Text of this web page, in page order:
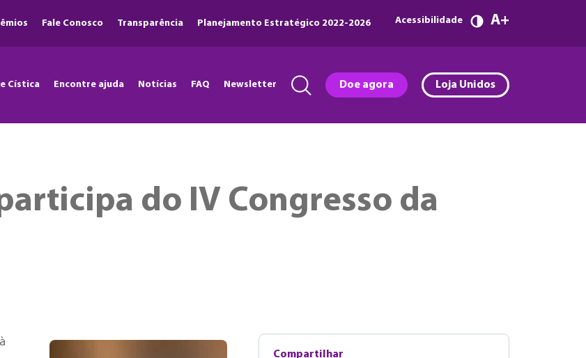
Fale Conosco Transparência Planejamento Estratégico 2022-2026 Acessibilidade A
Cística Encontre ajuda Notícias FAQ Newsletter Doe agora Loja Unidos
do IV Congresso da
Compartilhar